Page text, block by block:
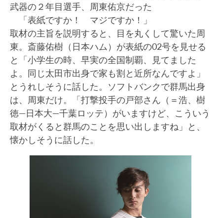
武器の２年目選手、周東佑京だった
「表紙ですか！ マジですか！」
取材の主旨を説明すると、目を丸くして驚いた周
東。斎藤佑樹（日本ハム）が表紙の02号を見せる
と「小学生の時、早実の全国制覇、見てました
よ。同じ太田市出身で家も割と近所なんですよ」
とうれしそうに話した。ソフトバンクで群馬出身
は、周東だけ。「打撃投手の戸部さん（＝浩、樹
徳―日本大―千葉ロッテ）がいますけど、こういう
取材がくると群馬のことを思い出しますね」と、
懐かしそうに話した。